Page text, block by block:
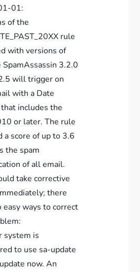
01:
of the
rule
with versions of
SpamAssassin 3.2.0
will trigger on
with a Date
includes the
or later. The rule
a score of up to 3.6
the spam
of all email.
take corrective
there
easy ways to correct
system is
to use sa-update
now. An